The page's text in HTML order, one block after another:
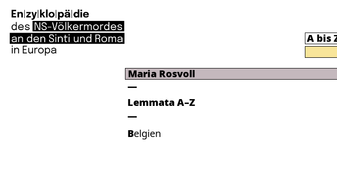
A bis
Maria Rosvoll
Lemmata A–Z
Belgien